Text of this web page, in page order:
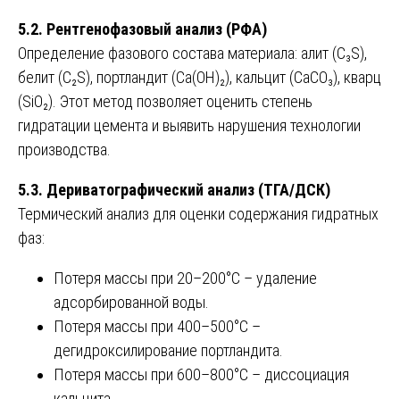
5.2. Рентгенофазовый анализ (РФА)
Определение фазового состава материала: алит (C₃S),
белит (C₂S), портландит (Ca(OH)₂), кальцит (CaCO₃), кварц
(SiO₂). Этот метод позволяет оценить степень
гидратации цемента и выявить нарушения технологии
производства.
5.3. Дериватографический анализ (ТГА/ДСК)
Термический анализ для оценки содержания гидратных
фаз:
Потеря массы при 20–200°C – удаление
адсорбированной воды.
Потеря массы при 400–500°C –
дегидроксилирование портландита.
Потеря массы при 600–800°C – диссоциация